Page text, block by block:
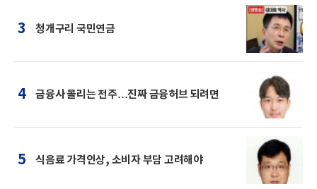
3 청개구리 국민연금
4 금융사 몰리는 전주…진짜 금융허브 되려면
5 식음료 가격인상, 소비자 부담 고려해야